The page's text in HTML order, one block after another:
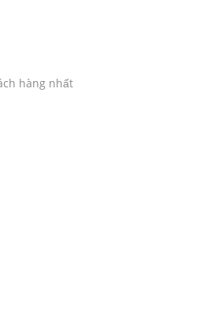
hàng nhất